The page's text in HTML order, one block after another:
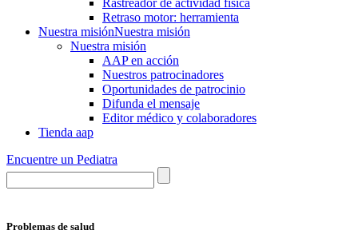
Rastre​​ador de activida​d física
Retraso motor: herramienta
Nuestra misiónNuestra misión
Nuestra misión
AAP en acción
Nuestros patrocinadores
Oportunidades de patrocinio
Difunda el mensaje
Editor médico y colaboradores
Tienda aap
Encuentre un Pediatra
Problemas de salud